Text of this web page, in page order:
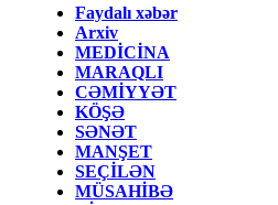
Faydalı xəbər
Arxiv
MEDİCİNA
MARAQLI
CƏMİYYƏT
KÖŞƏ
SƏNƏT
MANŞET
SEÇİLƏN
MÜSAHİBƏ